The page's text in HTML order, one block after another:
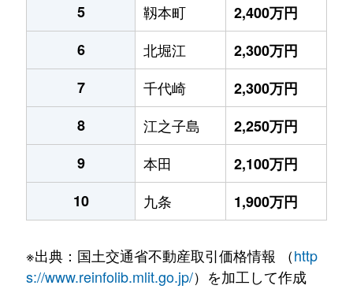
5
靱本町
2,400万円
6
北堀江
2,300万円
7
千代崎
2,300万円
8
江之子島
2,250万円
9
本田
2,100万円
10
九条 1,900万円
※出典：国土交通省不動産取引価格情報 （http
s://www.reinfolib.mlit.go.jp/）を加工して作成